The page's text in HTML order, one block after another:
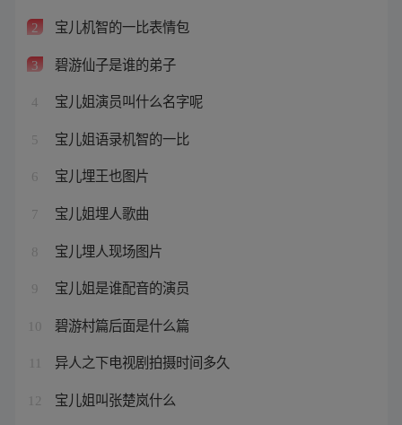
2 宝儿机智的一比表情包
3 碧游仙子是谁的弟子
4 宝儿姐演员叫什么名字呢
5 宝儿姐语录机智的一比
6 宝儿埋王也图片
7 宝儿姐埋人歌曲
8 宝儿埋人现场图片
9 宝儿姐是谁配音的演员
10 碧游村篇后面是什么篇
异人之下电视剧拍摄时间多久
12 宝儿姐叫张楚岚什么